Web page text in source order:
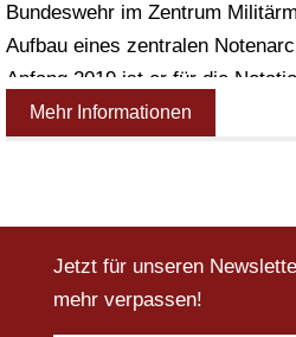
Bundeswehr im Zentrum
Aufbau eines zentralen
Anfang 2019 ist er für die
deutschsprachigen Raum der
Mehr Informationen
Jetzt für unseren
mehr verpassen!